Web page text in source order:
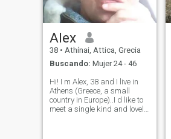
Alex
38 • Athínai, Attica, Grecia
Buscando: Mujer 24 - 46
Hi! I m Alex, 38 and I live in
Athens (Greece, a small
country in Europe)..I d like to
meet a single kind and lovely